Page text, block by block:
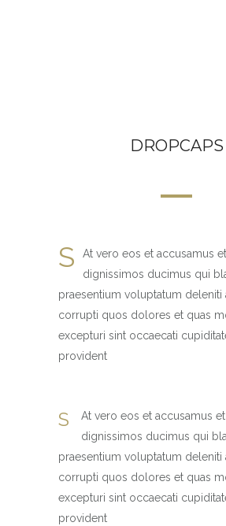
DROPCAPS
S
At vero eos et accusamus
dignissimos ducimus qui
praesentium voluptatum deleniti
corrupti quos dolores et quas
excepturi sint occaecati
provident
S
At vero eos et accusamus
dignissimos ducimus qui
praesentium voluptatum deleniti
corrupti quos dolores et quas
excepturi sint occaecati
provident